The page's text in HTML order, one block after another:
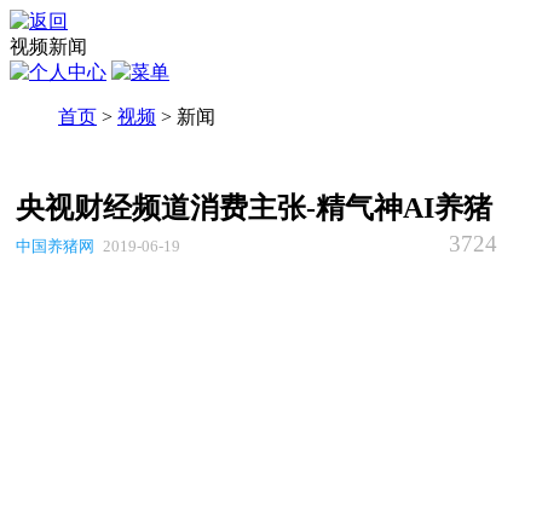
视频新闻
首页 > 视频 > 新闻
央视财经频道消费主张-精气神AI养猪
中国养猪网 2019-06-19 3724